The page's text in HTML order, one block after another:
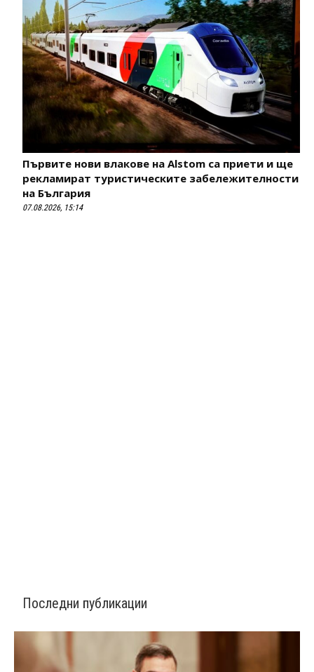
Първите нови влакове на Alstom са приети и ще
рекламират туристическите забележителности
на България
07.08.2026, 15:14
Последни публикации